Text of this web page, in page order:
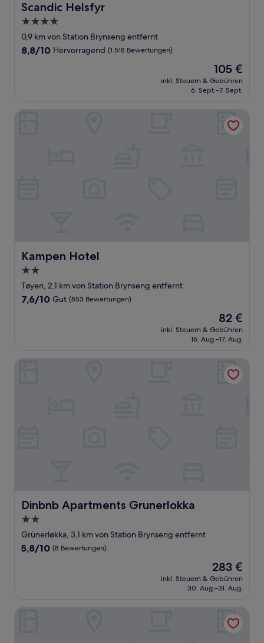
Scandic Helsfyr
Scandic Helsfyr
4.0-
Sterne-
Unterkunft
0,9 km von Station Brynseng entfernt
8.8
8,8/10 Hervorragend (1.518 Bewertungen)
Der
Preis
beträgt
105 €
inkl. Steuern & Gebühren
6. Sept.–7. Sept.
Kampen Hotel
Kampen Hotel
2.0-
Sterne-
Unterkunft
Tøyen, 2,1 km von Station Brynseng entfernt
7.6
7,6/10 Gut (853 Bewertungen)
Der
Preis
beträgt
82 €
inkl. Steuern & Gebühren
16. Aug.–17. Aug.
Dinbnb Apartments Grunerlokka
Dinbnb Apartments Grunerlokka
2.0-
Sterne-
Unterkunft
Grünerløkka, 3,1 km von Station Brynseng entfernt
5.8
5,8/10 (8 Bewertungen)
Der
Preis
beträgt
283 €
inkl. Steuern & Gebühren
30. Aug.–31. Aug.